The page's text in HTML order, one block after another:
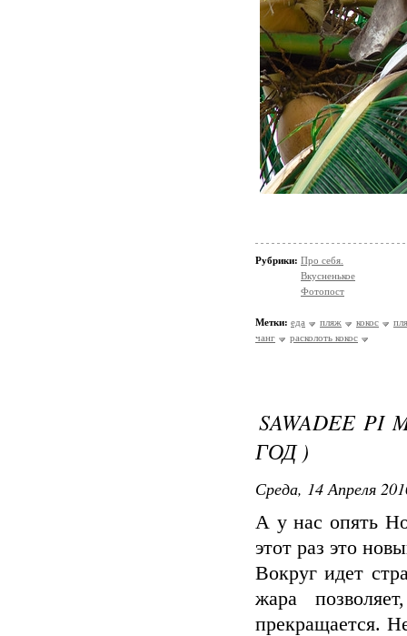
Рубрики: Про себя.
Вкусненькое
Фотопост
Метки: еда пляж кокос
чанг
расколоть кокос
SAWADEE
ГОД )
Среда, 14 Апреля
А у нас опять
этот раз это
Вокруг идет
жара
прекращается.